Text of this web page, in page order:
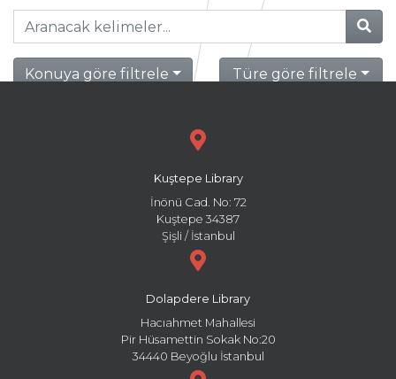
Konuya göre filtrele Türe göre filtrele
Kuştepe Library
İnönü Cad. No: 72
Kuştepe 34387
Şişli / İstanbul
Dolapdere Library
Hacıahmet Mahallesi
Pir Hüsamettin Sokak No:20
34440 Beyoğlu İstanbul